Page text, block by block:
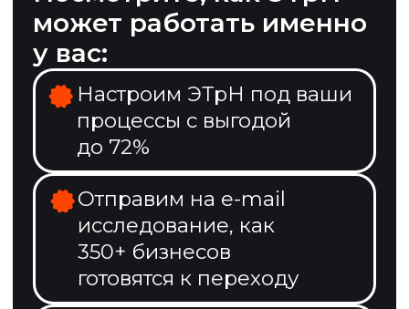
УЗНАТЬ ПОДРОБНЕЕ
ЭТрН создается
на основе заявки:
не нужно вводить
данные вручную
Остается подписать
документы — и все
это в одном окне